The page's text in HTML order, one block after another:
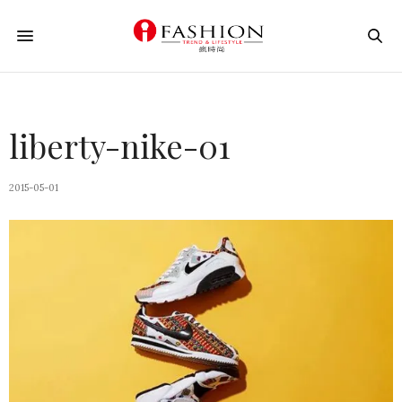
liberty-nike-01
2015-05-01